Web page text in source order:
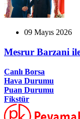
09 Mayıs 2026
Mesrur Barzani
Canlı Borsa
Hava Durumu
Puan Durumu
Fikstür